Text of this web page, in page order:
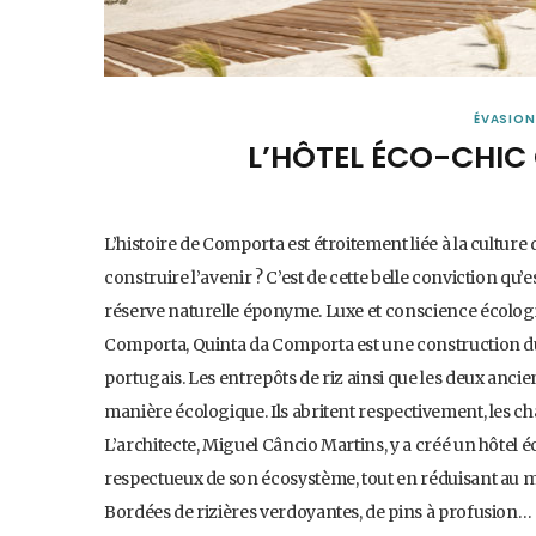
ÉVASION
L’HÔTEL ÉCO-
L’histoire de Comporta est étroitement liée à la
construire l’avenir ? C’est de cette belle conviction
réserve naturelle éponyme. Luxe et conscience
Comporta, Quinta da Comporta est une construction
portugais. Les entrepôts de riz ainsi que les deux
manière écologique. Ils abritent respectivement, les
L’architecte, Miguel Câncio Martins, y a créé un
respectueux de son écosystème, tout en réduisant
Bordées de rizières verdoyantes, de pins à profusion…